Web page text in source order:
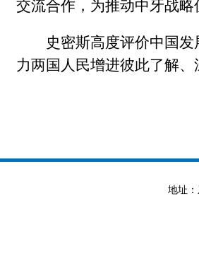
交流合作，为推动中牙战
史密斯高度评价中国
力两国人民增进彼此了解
地址：